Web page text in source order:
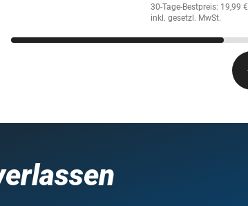
30-Tage-Bestpreis: 19,99 €
inkl. gesetzl. MwSt.